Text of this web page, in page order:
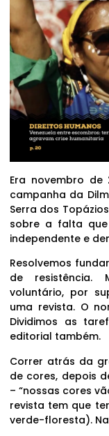
Era novembro de
campanha da
Serra dos
sobre a falta
independente e
Resolvemos
de resistência.
voluntário, por
uma revista. O
Dividimos as
editorial também.
Correr atrás da
de cores, depois
– “nossas cores
revista tem que
verde-floresta).